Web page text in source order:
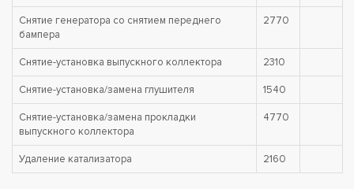
Снятие генератора со снятием переднего
бампера
2770
Снятие-установка выпускного коллектора 2310
Снятие-установка/замена глушителя 1540
Снятие-установка/замена прокладки
выпускного коллектора
4770
Удаление катализатора 2160